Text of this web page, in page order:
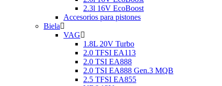
2.3l 16V EcoBoost
Accesorios para pistones
Biela
VAG
1.8L 20V Turbo
2.0 TFSI EA113
2.0 TSI EA888
2.0 TSI EA888 Gen.3 MQB
2.5 TFSI EA855